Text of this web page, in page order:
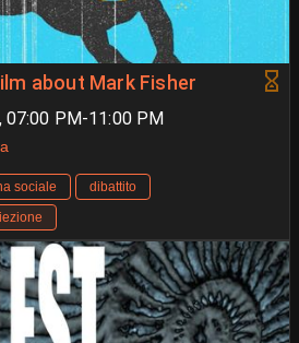
about Mark Fisher
07:00 PM-11:00 PM
sociale
dibattito